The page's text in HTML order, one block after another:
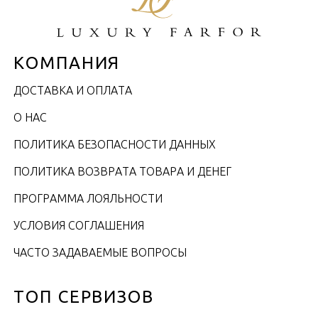
КОМПАНИЯ
ДОСТАВКА И ОПЛАТА
О НАС
ПОЛИТИКА БЕЗОПАСНОСТИ ДАННЫХ
ПОЛИТИКА ВОЗВРАТА ТОВАРА И ДЕНЕГ
ПРОГРАММА ЛОЯЛЬНОСТИ
УСЛОВИЯ СОГЛАШЕНИЯ
ЧАСТО ЗАДАВАЕМЫЕ ВОПРОСЫ
ТОП СЕРВИЗОВ